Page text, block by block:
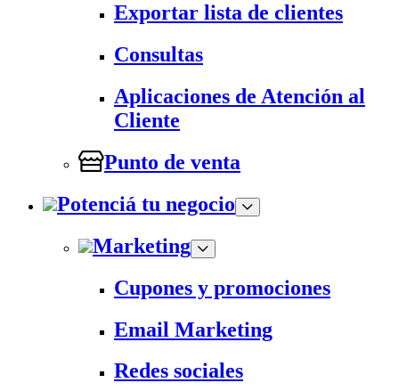
Exportar lista de clientes
Consultas
Aplicaciones de Atención al
Cliente
Punto de venta
Potenciá tu negocio
Marketing
Cupones y promociones
Email Marketing
Redes sociales